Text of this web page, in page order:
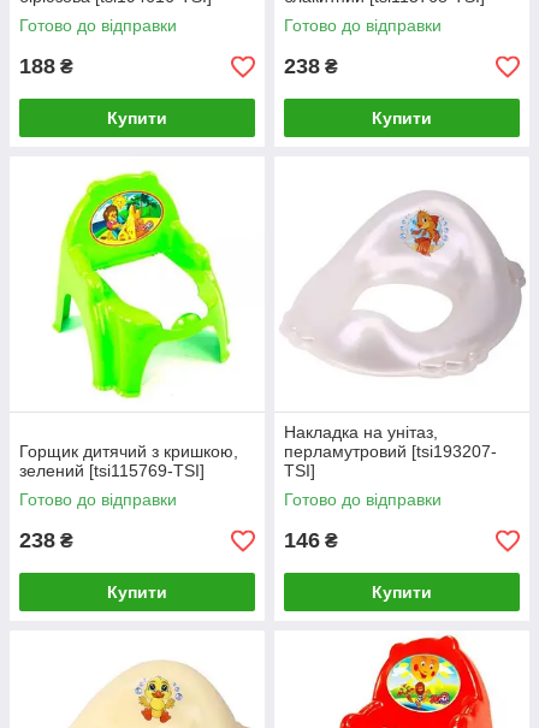
Готово до відправки
188 ₴
Купити
Готово до відправки
238 ₴
Купити
Горщик дитячий з кришкою,
зелений [tsi115769-TSI]
Готово до відправки
238 ₴
Купити
Накладка на унітаз,
перламутровий [tsi193207-
TSI]
Готово до відправки
146 ₴
Купити